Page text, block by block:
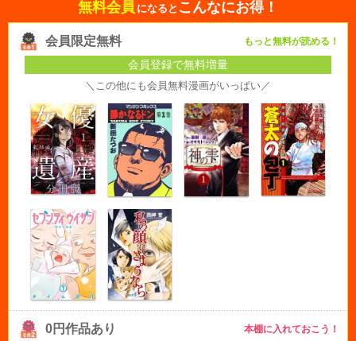
無料会員 になると こんなにお得！
会員限定無料 もっと無料が読める！
会員登録で無料増量
＼この他にも会員無料漫画がいっぱい／
0円作品あり 本棚に入れておこう！